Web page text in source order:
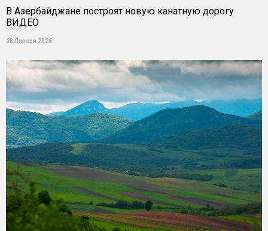
В Азербайджане построят новую канатную дорогу
ВИДЕО
28 Января 2026